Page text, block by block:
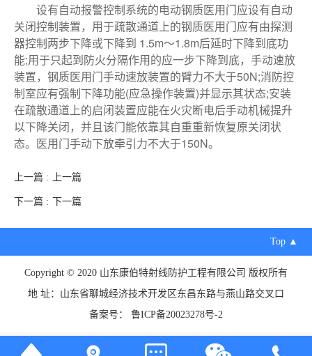
设有自动报警控制系统的电动钢质医用门应设有自动
关闭控制装置，用于疏散通道上的钢质医用门应有由探测
器控制两步下降或下降到 1.5m～1.8m后延时下降到底功
能;用于只起到防火分隔作用的应一步下降到底，手动速放
装置，钢质医用门手动速放装置的臂力不大于50N;消防控
制室应有强制下降功能(应急操作装置)并显示其状态;安装
在疏散通道上的启闭装置应能在火灾断电后手动机械提升
以下降关闭，并且该门能依靠其自重重新恢复原关闭状
态。医用门手动下放牵引力不大于150N。
上一篇 : 上一篇
下一篇 : 下一篇
Top ▲
Copyright © 2020 山东康伯特射线防护工程有限公司 版权所有
地 址：山东省聊城经济技术开发区东昌东路与燕山路交叉口
备案号： 鲁ICP备20023278号-2